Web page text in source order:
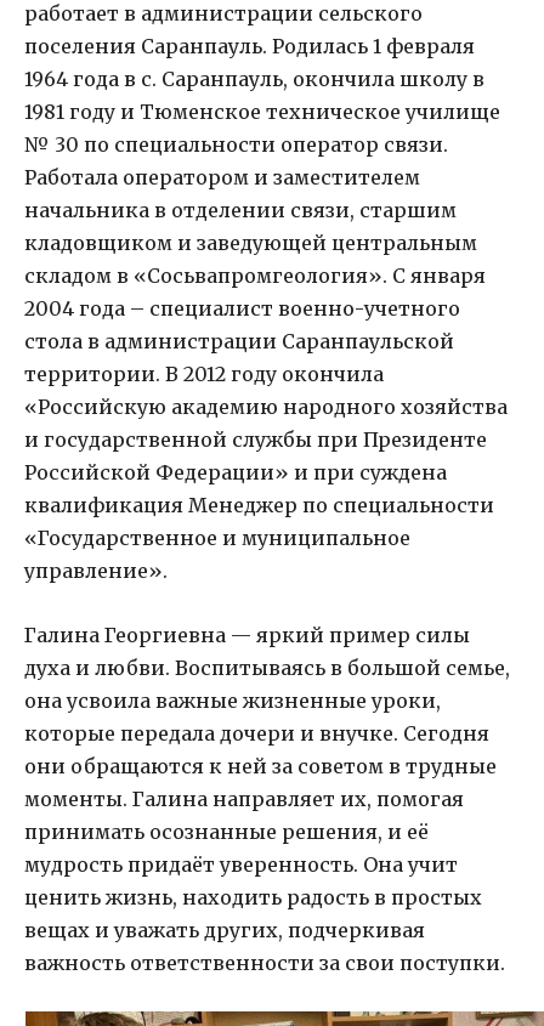
работает в администрации сельского
поселения Саранпауль. Родилась 1 февраля
1964 года в с. Саранпауль, окончила школу в
1981 году и Тюменское техническое училище
№ 30 по специальности оператор связи.
Работала оператором и заместителем
начальника в отделении связи, старшим
кладовщиком и заведующей центральным
складом в «Сосьвапромгеология». С января
2004 года – специалист военно-учетного
стола в администрации Саранпаульской
территории. В 2012 году окончила
«Российскую академию народного хозяйства
и государственной службы при Президенте
Российской Федерации» и при суждена
квалификация Менеджер по специальности
«Государственное и муниципальное
управление».
Галина Георгиевна — яркий пример силы
духа и любви. Воспитываясь в большой семье,
она усвоила важные жизненные уроки,
которые передала дочери и внучке. Сегодня
они обращаются к ней за советом в трудные
моменты. Галина направляет их, помогая
принимать осознанные решения, и её
мудрость придаёт уверенность. Она учит
ценить жизнь, находить радость в простых
вещах и уважать других, подчеркивая
важность ответственности за свои поступки.